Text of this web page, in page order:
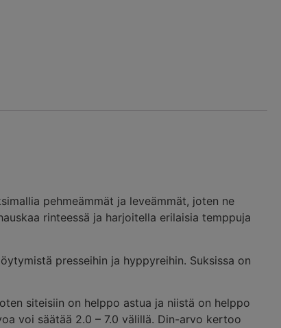
pehmeämmät ja leveämmät, joten ne
rinteessä ja harjoitella erilaisia temppuja
presseihin ja hyppyreihin. Suksissa on
siteisiin on helppo astua ja niistä on helppo
voi säätää 2.0 – 7.0 välillä. Din-arvo kertoo